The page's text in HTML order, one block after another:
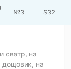
№3 S32
светр, на
на